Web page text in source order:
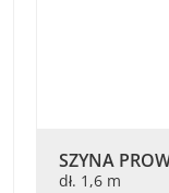
SZYNA
dł. 1,6 m